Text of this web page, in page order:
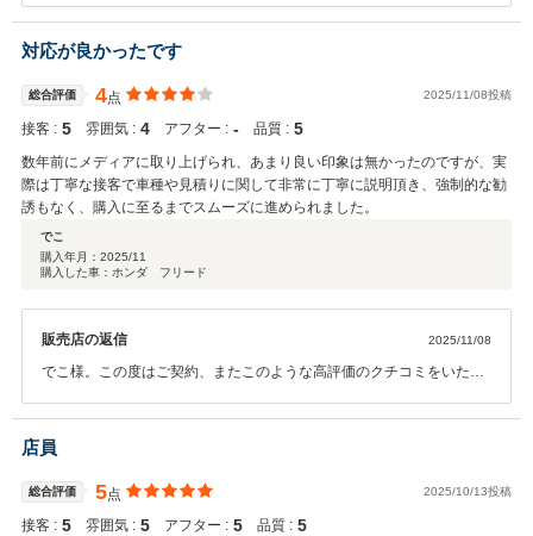
ので今後とも末永いお付き合いを何卒宜しくお願い致します。
対応が良かったです
総合評価 4点 2025/11/08投稿
接客 : 5 雰囲気 : 4 アフター : ‐ 品質 : 5
数年前にメディアに取り上げられ、あまり良い印象は無かったのですが、実
際は丁寧な接客で車種や見積りに関して非常に丁寧に説明頂き、強制的な勧
誘もなく、購入に至るまでスムーズに進められました。
でこ
購入年月： 2025/11
購入した車：ホンダ フリード
販売店の返信 2025/11/08
でこ様。この度はご契約、またこのような高評価のクチコミをいただ
だけでなく今後のアフターメンテナンスや車検等、安心して繰り返し
ご利用いただく為に全社員で迅速対応させて頂きます！ご納車まで少
しお時間を頂戴いたしますが楽しみにしてお待ちいただけると幸いで
す。今後とも宜しくお願い致します。
店員
総合評価 5点 2025/10/13投稿
接客 : 5 雰囲気 : 5 アフター : 5 品質 : 5